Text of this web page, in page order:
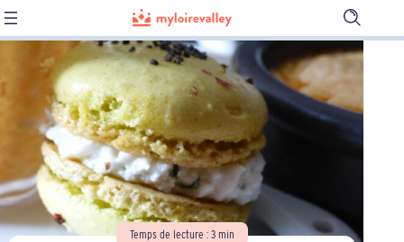
Ouvrir
la
barre
de
Temps de lecture : 3 min